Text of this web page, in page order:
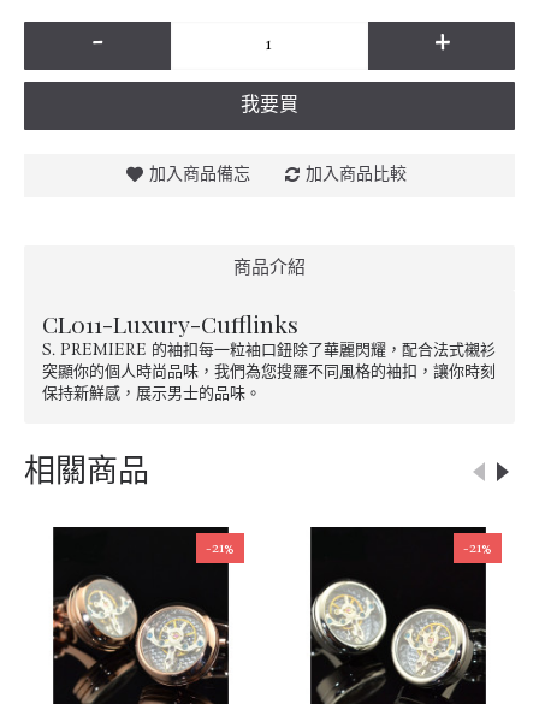
- +
我要買
加入商品備忘 加入商品比較
商品介紹
CL011-Luxury-Cufflinks
S. PREMIERE 的袖扣每一粒袖口鈕除了華麗閃耀，配合法式襯衫
突顯你的個人時尚品味，我們為您搜羅不同風格的袖扣，讓你時刻
保持新鮮感，展示男士的品味。
相關商品
-21% -21%